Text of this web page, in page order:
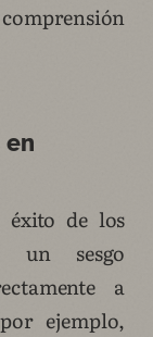
éxito de los
un sesgo
a
ejemplo,